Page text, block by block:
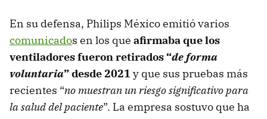
En su defensa, Philips México emitió varios
comunicados en los que afirmaba que los
ventiladores fueron retirados “de forma
voluntaria” desde 2021 y que sus pruebas más
recientes “no muestran un riesgo significativo para
la salud del paciente”. La empresa sostuvo que ha